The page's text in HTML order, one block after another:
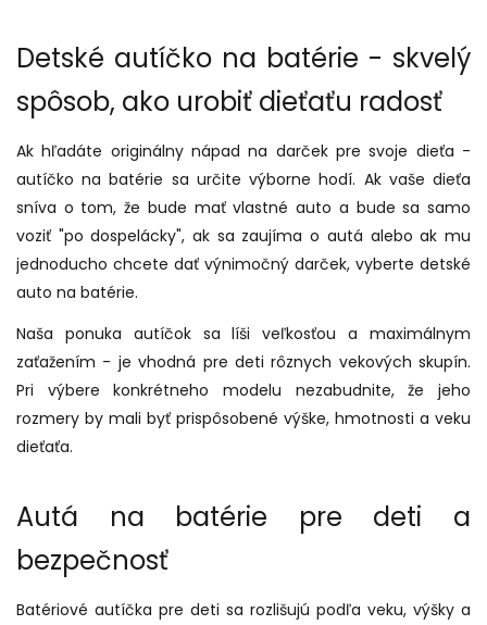
Detské autíčko na batérie - skvelý
spôsob, ako urobiť dieťaťu radosť
Ak hľadáte originálny nápad na darček pre svoje dieťa -
autíčko na batérie sa určite výborne hodí. Ak vaše dieťa
sníva o tom, že bude mať vlastné auto a bude sa samo
voziť "po dospelácky", ak sa zaujíma o autá alebo ak mu
jednoducho chcete dať výnimočný darček, vyberte detské
auto na batérie.
Naša ponuka autíčok sa líši veľkosťou a maximálnym
zaťažením - je vhodná pre deti rôznych vekových skupín.
Pri výbere konkrétneho modelu nezabudnite, že jeho
rozmery by mali byť prispôsobené výške, hmotnosti a veku
dieťaťa.
Autá na batérie pre deti a
bezpečnosť
Batériové autíčka pre deti sa rozlišujú podľa veku, výšky a